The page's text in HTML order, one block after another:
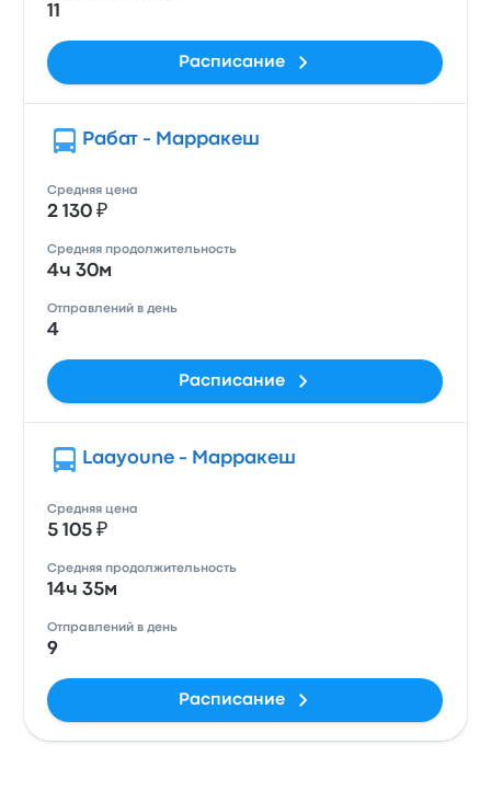
11
Расписание
Рабат - Марракеш
Средняя цена
2 130 ₽
Средняя продолжительность
4ч 30м
Отправлений в день
4
Расписание
Laayoune - Марракеш
Средняя цена
5 105 ₽
Средняя продолжительность
14ч 35м
Отправлений в день
9
Расписание